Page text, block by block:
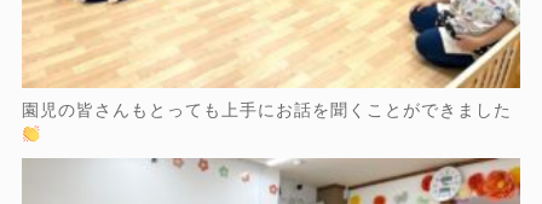
園児の皆さんもとっても上手にお話を聞くことができました